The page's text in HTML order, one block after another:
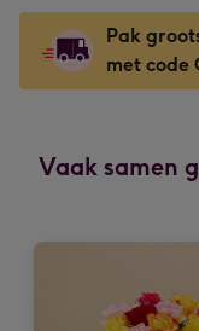
-
118
x
-
x
mm
Pak
met code
Vaak samen